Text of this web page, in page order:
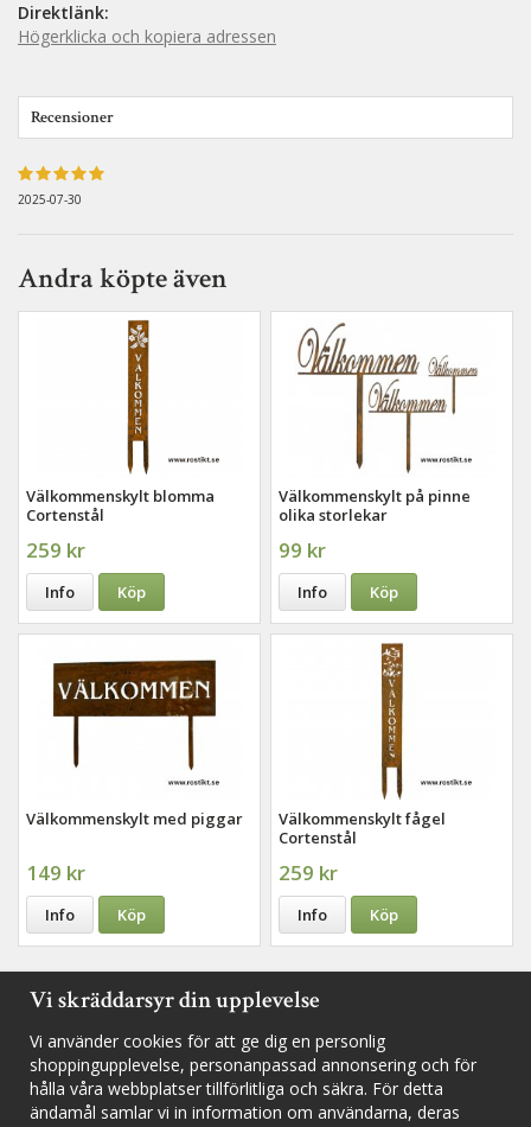
Direktlänk:
Högerklicka och kopiera adressen
Recensioner
2025-07-30
Andra köpte även
Välkommenskylt blomma
Cortenstål
259 kr
Info Köp
Välkommenskylt på pinne
olika storlekar
99 kr
Info Köp
Välkommenskylt med piggar
149 kr
Info Köp
Välkommenskylt fågel
Cortenstål
259 kr
Info Köp
Följ oss i sociala medier för nyheter, utlottningar och inspiration
Vi skräddarsyr din upplevelse
Vi använder cookies för att ge dig en personlig
shoppingupplevelse, personanpassad annonsering och för
hålla våra webbplatser tillförlitliga och säkra. För detta
ändamål samlar vi in information om användarna, deras